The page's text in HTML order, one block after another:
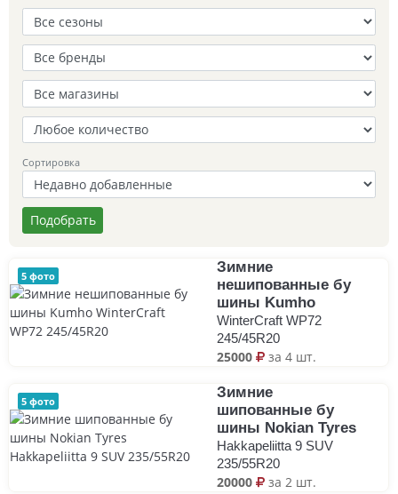
Сортировка
Подобрать
5 фото
Зимние
нешипованные бу
шины Kumho
WinterCraft WP72
245/45R20
25000 за 4 шт.
5 фото
Зимние
шипованные бу
шины Nokian Tyres
Hakkapeliitta 9 SUV
235/55R20
20000 за 2 шт.